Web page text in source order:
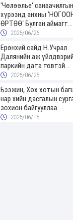
'Чөлөөлье' санаачилгын
хүрээнд анхны
ӨРТӨӨ' Булган аймагт
нээгдлээ
2026/06/26
Ерөнхий сайд Н.Учрал
Далянийн аж
паркийн дата төвтэй
танилцав
2026/06/25
Бээжин, Хөх хотын
нар хийн дасгалын
зохион байгууллаа
2026/06/15